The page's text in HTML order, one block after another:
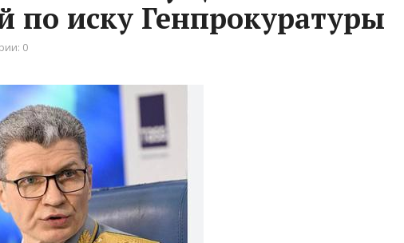
по иску Генпрокуратуры
0